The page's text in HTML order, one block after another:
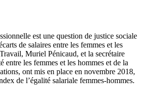
est une question de justice sociale
de salaires entre les femmes et les
Muriel Pénicaud, et la secrétaire
entre les femmes et les hommes et de la
ont mis en place en novembre 2018,
de l’égalité salariale femmes-hommes.